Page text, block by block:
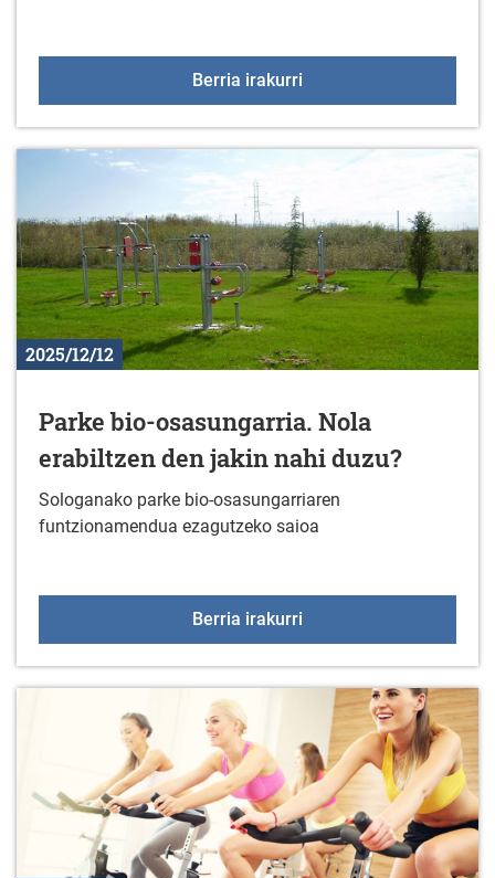
Berria irakurri
2025/12/12
Parke bio-osasungarria. Nola
erabiltzen den jakin nahi duzu?
Sologanako parke bio-osasungarriaren
funtzionamendua ezagutzeko saioa
Berria irakurri